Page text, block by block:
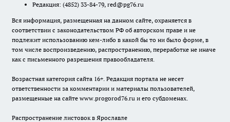
Редакция: (4852) 33-84-79, red@pg76.ru
Вся информация, размещенная на данном сайте, охраняется в
соответствии с законодательством РФ об авторском праве и не
подлежит использованию кем-либо в какой бы то ни было форме, в
том числе воспроизведению, распространению, переработке не иначе
как с письменного разрешения правообладателя.
Возрастная категория сайта 16+. Редакция портала не несет
ответственности за комментарии и материалы пользователей,
размещенные на сайте www.progorod76.ru и его субдоменах.
Распространение листовок в Ярославле